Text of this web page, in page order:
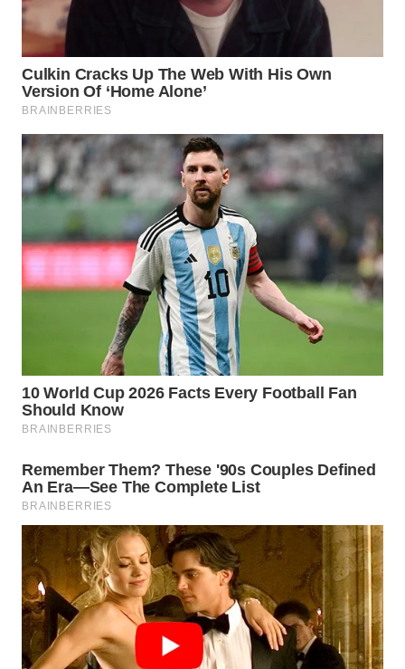
WN
BOGOR
WN
DEPOK
WN
TAPANULI
UTARA
WN
WN
SUMEDANG
WN
CIANJUR
WN
KEPULAUAN
SERIBU
WN
TANGERANG